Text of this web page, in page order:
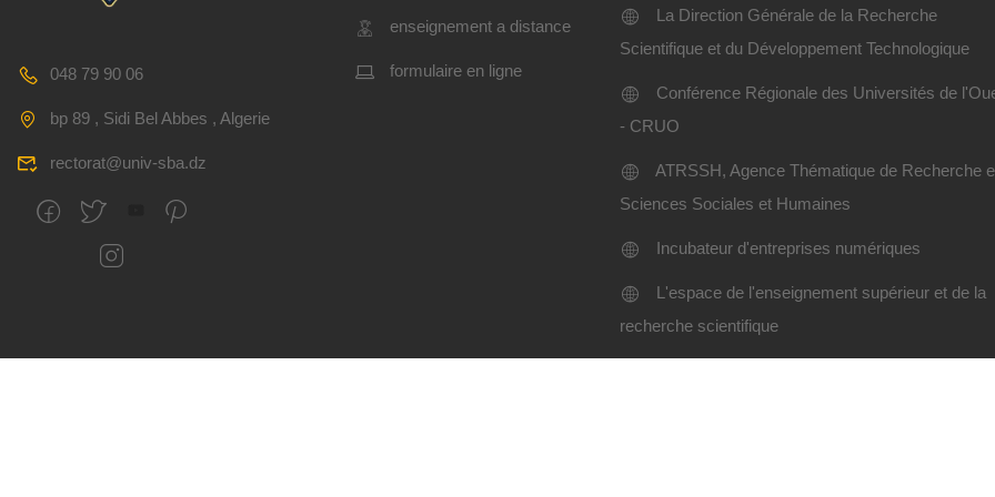
048 79 90 06
bp 89 , Sidi Bel Abbes , Algerie
rectorat@univ-sba.dz
enseignement a distance
formulaire en ligne
La Direction Générale de la Recherche
Scientifique et du Développement Technologique
Conférence Régionale des Universités de
- CRUO
ATRSSH, Agence Thématique de Recherche
Sciences Sociales et Humaines
Incubateur d'entreprises numériques
L'espace de l'enseignement supérieur et de la
recherche scientifique